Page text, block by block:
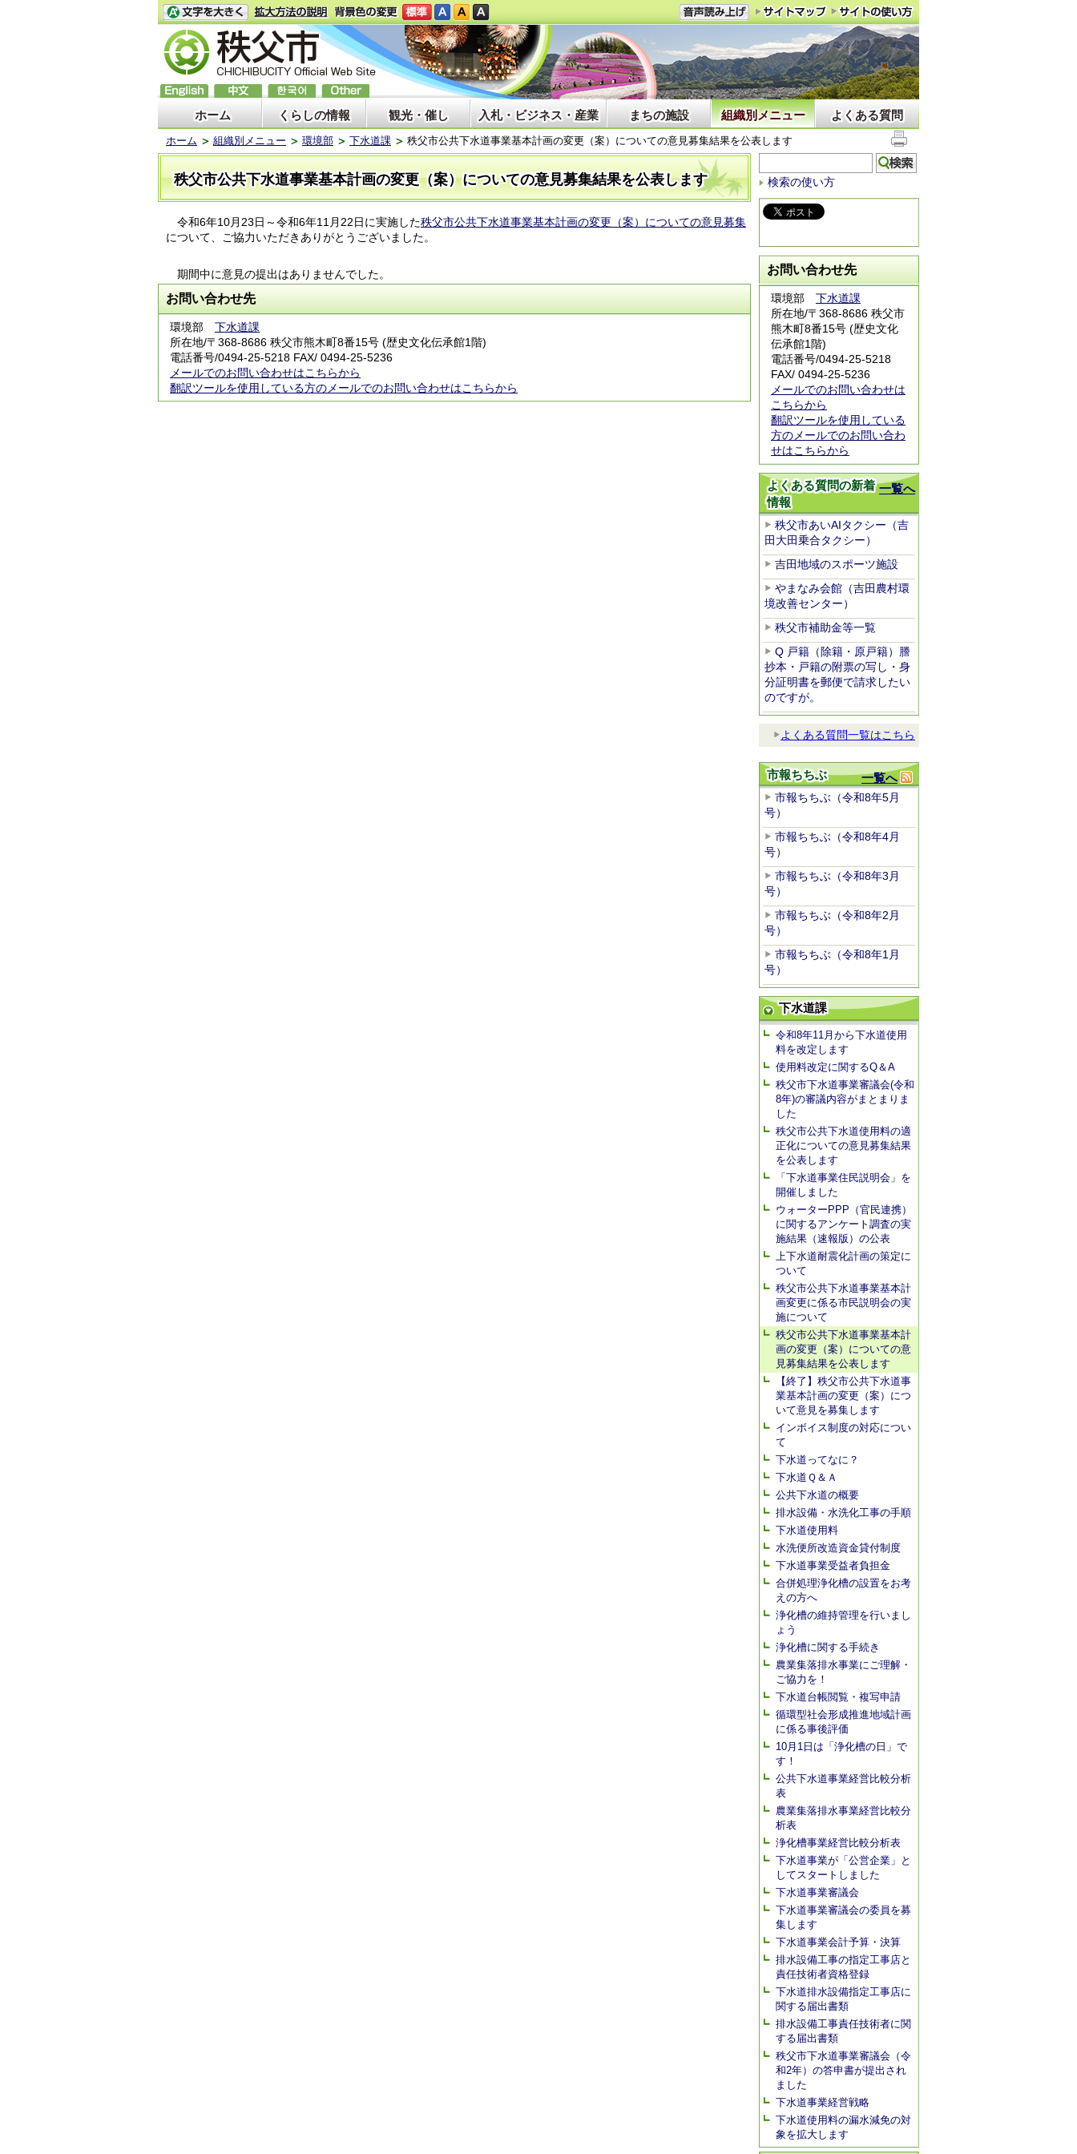
ホーム くらしの情報 観光・催し 入札・ビジネス・産業 まちの施設 組織別メニュー よくある質問
ホーム 組織別メニュー 環境部 下水道課 秩父市公共下水道事業基本計画の変更（案）についての意見募集結果を公表します
秩父市公共下水道事業基本計画の変更（案）についての意見募集結果を公表します
令和6年10月23日～令和6年11月22日に実施した秩父市公共下水道事業基本計画の変更（案）についての意見募集
について、ご協力いただきありがとうございました。
期間中に意見の提出はありませんでした。
お問い合わせ先
環境部 下水道課
所在地/〒368-8686 秩父市熊木町8番15号 (歴史文化伝承館1階)
電話番号/0494-25-5218 FAX/ 0494-25-5236
メールでのお問い合わせはこちらから
翻訳ツールを使用している方のメールでのお問い合わせはこちらから
検索の使い方
お問い合わせ先
環境部 下水道課
所在地/〒368-8686 秩父市
熊木町8番15号 (歴史文化
伝承館1階)
電話番号/0494-25-5218
FAX/ 0494-25-5236
メールでのお問い合わせは
こちらから
翻訳ツールを使用している
方のメールでのお問い合わ
せはこちらから
一覧へ
よくある質問の新着
情報
秩父市あいAIタクシー（吉
田大田乗合タクシー）
吉田地域のスポーツ施設
やまなみ会館（吉田農村環
境改善センター）
秩父市補助金等一覧
Q 戸籍（除籍・原戸籍）謄
抄本・戸籍の附票の写し・身
分証明書を郵便で請求したい
のですが。
よくある質問一覧はこちら
一覧へ
市報ちちぶ
市報ちちぶ（令和8年5月
号）
市報ちちぶ（令和8年4月
号）
市報ちちぶ（令和8年3月
号）
市報ちちぶ（令和8年2月
号）
市報ちちぶ（令和8年1月
号）
下水道課
令和8年11月から下水道使用
料を改定します
使用料改定に関するQ＆A
秩父市下水道事業審議会(令和
8年)の審議内容がまとまりま
した
秩父市公共下水道使用料の適
正化についての意見募集結果
を公表します
「下水道事業住民説明会」を
開催しました
ウォーターPPP（官民連携）
に関するアンケート調査の実
施結果（速報版）の公表
上下水道耐震化計画の策定に
ついて
秩父市公共下水道事業基本計
画変更に係る市民説明会の実
施について
秩父市公共下水道事業基本計
画の変更（案）についての意
見募集結果を公表します
【終了】秩父市公共下水道事
業基本計画の変更（案）につ
いて意見を募集します
インボイス制度の対応につい
て
下水道ってなに？
下水道Ｑ＆Ａ
公共下水道の概要
排水設備・水洗化工事の手順
下水道使用料
水洗便所改造資金貸付制度
下水道事業受益者負担金
合併処理浄化槽の設置をお考
えの方へ
浄化槽の維持管理を行いまし
ょう
浄化槽に関する手続き
農業集落排水事業にご理解・
ご協力を！
下水道台帳閲覧・複写申請
循環型社会形成推進地域計画
に係る事後評価
10月1日は「浄化槽の日」で
す！
公共下水道事業経営比較分析
表
農業集落排水事業経営比較分
析表
浄化槽事業経営比較分析表
下水道事業が「公営企業」と
してスタートしました
下水道事業審議会
下水道事業審議会の委員を募
集します
下水道事業会計予算・決算
排水設備工事の指定工事店と
責任技術者資格登録
下水道排水設備指定工事店に
関する届出書類
排水設備工事責任技術者に関
する届出書類
秩父市下水道事業審議会（令
和2年）の答申書が提出され
ました
下水道事業経営戦略
下水道使用料の漏水減免の対
象を拡大します